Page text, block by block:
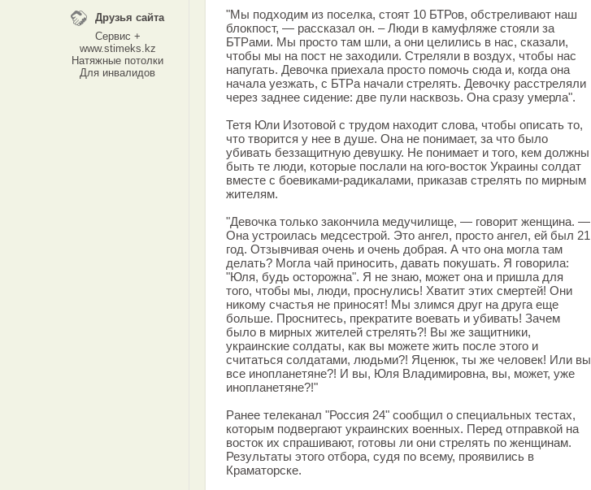
Друзья сайта
Сервис +
www.stimeks.kz
Натяжные потолки
Для инвалидов
"Мы подходим из поселка, стоят 10 БТРов, обстреливают наш
блокпост, — рассказал он. – Люди в камуфляже стояли за
БТРами. Мы просто там шли, а они целились в нас, сказали,
чтобы мы на пост не заходили. Стреляли в воздух, чтобы нас
напугать. Девочка приехала просто помочь сюда и, когда она
начала уезжать, с БТРа начали стрелять. Девочку расстреляли
через заднее сидение: две пули насквозь. Она сразу умерла".
Тетя Юли Изотовой с трудом находит слова, чтобы описать то,
что творится у нее в душе. Она не понимает, за что было
убивать беззащитную девушку. Не понимает и того, кем должны
быть те люди, которые послали на юго-восток Украины солдат
вместе с боевиками-радикалами, приказав стрелять по мирным
жителям.
"Девочка только закончила медучилище, — говорит женщина. —
Она устроилась медсестрой. Это ангел, просто ангел, ей был 21
год. Отзывчивая очень и очень добрая. А что она могла там
делать? Могла чай приносить, давать покушать. Я говорила:
"Юля, будь осторожна". Я не знаю, может она и пришла для
того, чтобы мы, люди, проснулись! Хватит этих смертей! Они
никому счастья не приносят! Мы злимся друг на друга еще
больше. Проснитесь, прекратите воевать и убивать! Зачем
было в мирных жителей стрелять?! Вы же защитники,
украинские солдаты, как вы можете жить после этого и
считаться солдатами, людьми?! Яценюк, ты же человек! Или вы
все инопланетяне?! И вы, Юля Владимировна, вы, может, уже
инопланетяне?!"
Ранее телеканал "Россия 24" сообщил о специальных тестах,
которым подвергают украинских военных. Перед отправкой на
восток их спрашивают, готовы ли они стрелять по женщинам.
Результаты этого отбора, судя по всему, проявились в
Краматорске.